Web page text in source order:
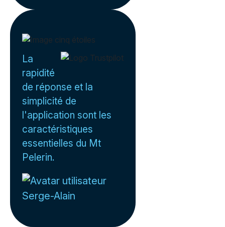
La
rapidité
de réponse et la
simplicité de
l'application sont les
caractéristiques
essentielles du Mt
Pelerin.
Serge-Alain